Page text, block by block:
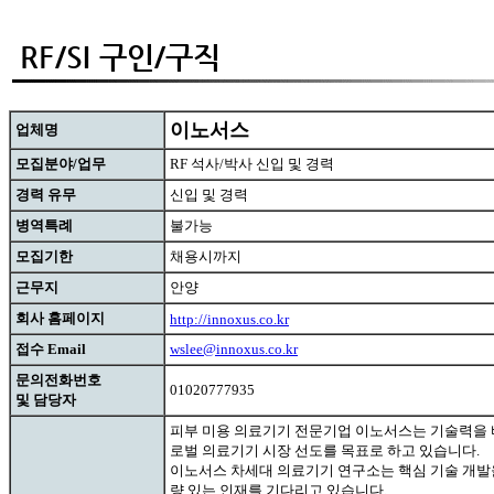
업체명 이노서스
모집분야/업무
RF 석사/박사 신입 및 경력
경력 유무
신입 및 경력
병역특례
불가능
모집기한
채용시까지
근무지
안양
회사 홈페이지
http://innoxus.co.kr
접수 Email
wslee@innoxus.co.kr
문의전화번호
및 담당자
01020777935
피부 미용 의료기기 전문기업 이노서스는 기술력을
로벌 의료기기 시장 선도를 목표로 하고 있습니다.
이노서스 차세대 의료기기 연구소는 핵심 기술 개발
량 있는 인재를 기다리고 있습니다.